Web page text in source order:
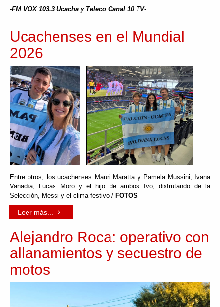
-FM VOX 103.3 Ucacha y Teleco Canal 10 TV-
Ucachenses en el Mundial
2026
Entre otros, los ucachenses Mauri Maratta y Pamela Mussini; Ivana
Vanadía, Lucas Moro y el hijo de ambos Ivo, disfrutando de la
Selección, Messi y el clima festivo / FOTOS
Leer más...
Alejandro Roca: operativo con
allanamientos y secuestro de
motos